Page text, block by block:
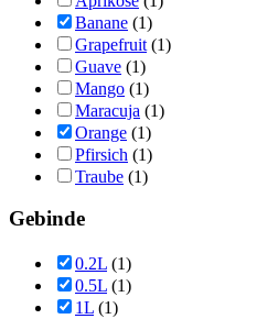
Banane (1)
Grapefruit (1)
Guave (1)
Mango (1)
Maracuja (1)
Orange (1)
Pfirsich (1)
Traube (1)
Gebinde
0.2L (1)
0.5L (1)
1L (1)